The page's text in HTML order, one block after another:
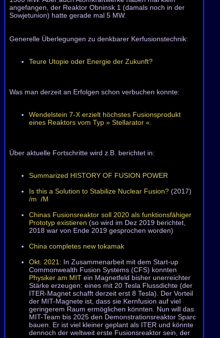
angefangen, der Reaktor Obninsk 1 (damals noch in der
Sowjetunion) hatte gerade mal 5 MW.
Generelle Überlegungen zu denkbarer Kerfusionstechnik:
Teure Utopie oder Energie der Zukunft?
Was man derzeit an Erfolgen schon verbuchen konnte:
Wendelstein 7-X erzielt höchstes Fusionsprodukt
eines Reaktors vom Typ » Stellarator «.
Über aktuelle Fortschritte wird z.B. berichtet in:
Summarized HISTORY OF FUSION POWER
Is this a Solution to Stabilize Nuclear Fusion? (2017)
/m /M
Chinas Fusionsreaktor soll 2020 als funktionsfähiger
Prototyp existieren (so wird im Dez 2019 berichtet,
2018 war von Ende 2019 gesprochen worden)
China completes new tokamak
Okt. 2021: In Zusammenarbeit mit dem Start-up
Commonwealth Fusion Systems (CFS) konnten
Physiker am MIT ein Magnetfeld bisher unerreichter
Stärke erzeugen: eines mit 20 Tesla Flussdichte (der
ITER-Magnet schafft derzeit erst 8 Tesla). Der Vorteil
der MIT-Magnete ist, dass sie Kernfusion auf viel
geringerem Raum ermöglichen könnten. Nun will das
MIT-Team bis 2025 den Demonstrationsreaktor Sparc
bauen. Er ist viel kleiner geplant als ITER und könnte
dennoch der weltweit erste Fusionsreaktor sein, der